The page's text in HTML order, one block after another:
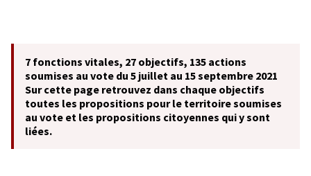
7 fonctions vitales, 27 objectifs, 135 actions
soumises au vote du 5 juillet au 15 septembre 2021
Sur cette page retrouvez dans chaque objectifs
toutes les propositions pour le territoire soumises
au vote et les propositions citoyennes qui y sont
liées.